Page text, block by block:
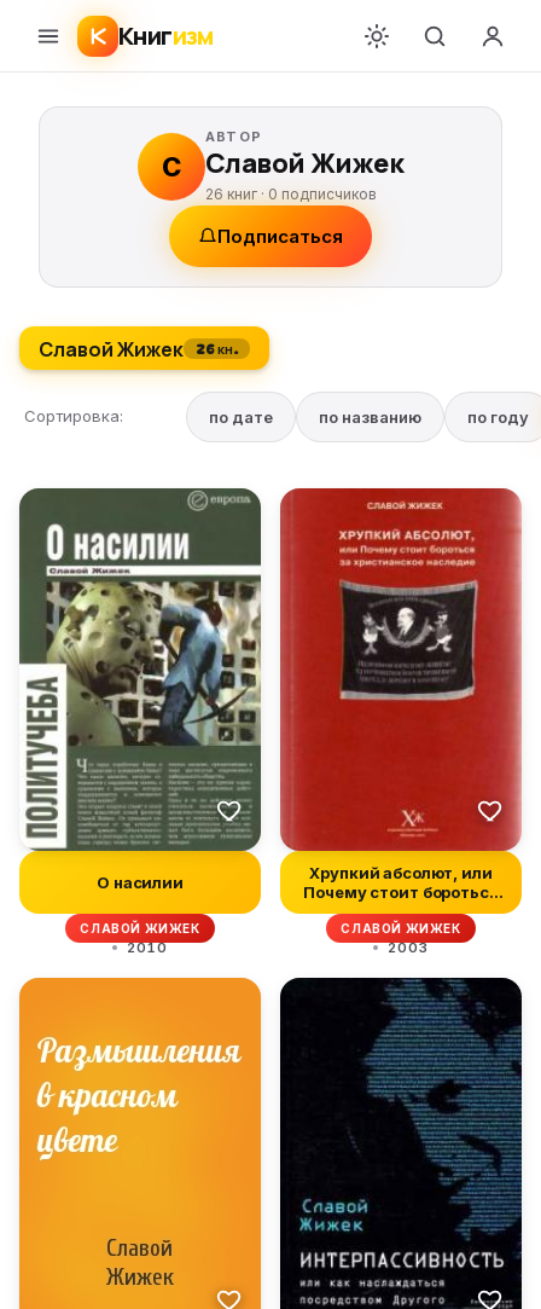
Книгизм
С
АВТОР
Славой Жижек
26 книг · 0 подписчиков
Подписаться
Славой Жижек 26 кн.
Сортировка: по дате по названию по году
О насилии
СЛАВОЙ ЖИЖЕК
2010
Хрупкий абсолют, или
Почему стоит бороться
за хрис...
СЛАВОЙ ЖИЖЕК
2003